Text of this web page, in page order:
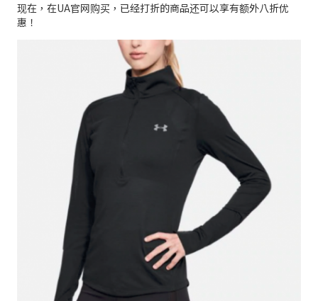
现在，在UA官网购买，已经打折的商品还可以享有额外八折优
惠！